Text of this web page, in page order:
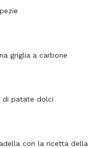
griglia a carbone
di patate dolci
con la ricetta della